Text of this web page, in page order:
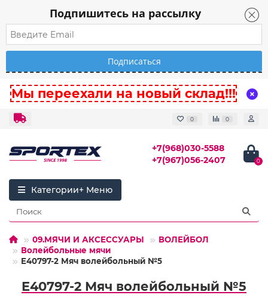
Подпишитесь на рассылку
Мы переехали на новый склад!!!
0 0
+7(968)030-5588
+7(967)056-2407
0
Категории
09.МЯЧИ И АКСЕССУАРЫ
ВОЛЕЙБОЛ
Волейбольные мячи
E40797-2 Мяч волейбольный №5
E40797-2 Мяч волейбольный №5